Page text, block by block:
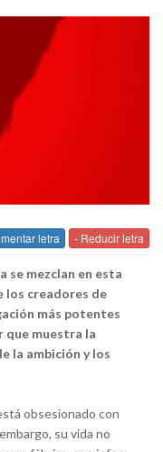
letra - Reducir letra
se mezclan en esta
los creadores de
más potentes
que muestra la
la ambición y los
obsesionado con
su vida no